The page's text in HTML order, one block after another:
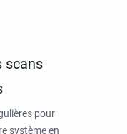
scans
pour
système en